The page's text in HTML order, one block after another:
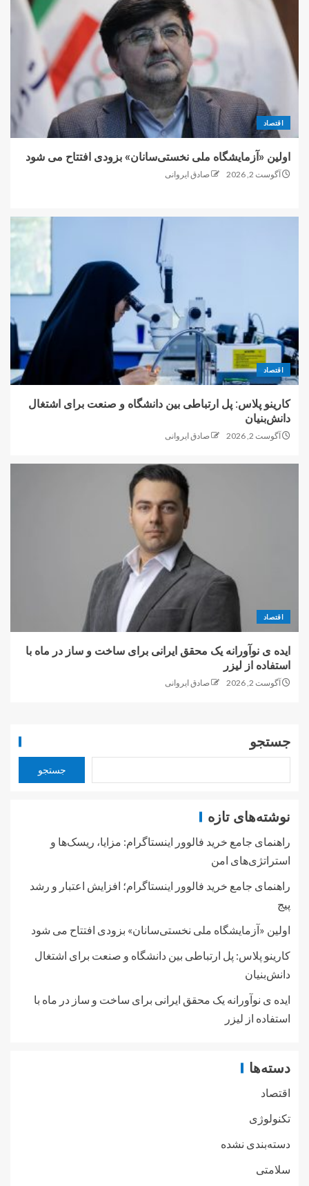
اقتصاد
اولین «آزمایشگاه ملی نخستی‌سانان» بزودی افتتاح می شود
آگوست 2, 2026 صادق ایروانی
اقتصاد
کارینو پلاس: پل ارتباطی بین دانشگاه و صنعت برای اشتغال
دانش‌بنیان
آگوست 2, 2026 صادق ایروانی
اقتصاد
ایده ی نوآورانه یک محقق ایرانی برای ساخت و ساز در ماه با
استفاده از لیزر
آگوست 2, 2026 صادق ایروانی
جستجو
جستجو
نوشته‌های تازه
راهنمای جامع خرید فالوور اینستاگرام: مزایا، ریسک‌ها و
استراتژی‌های امن
راهنمای جامع خرید فالوور اینستاگرام؛ افزایش اعتبار و رشد
پیج
اولین «آزمایشگاه ملی نخستی‌سانان» بزودی افتتاح می شود
کارینو پلاس: پل ارتباطی بین دانشگاه و صنعت برای اشتغال
دانش‌بنیان
ایده ی نوآورانه یک محقق ایرانی برای ساخت و ساز در ماه با
استفاده از لیزر
دسته‌ها
اقتصاد
تکنولوژی
دسته‌بندی نشده
سلامتی